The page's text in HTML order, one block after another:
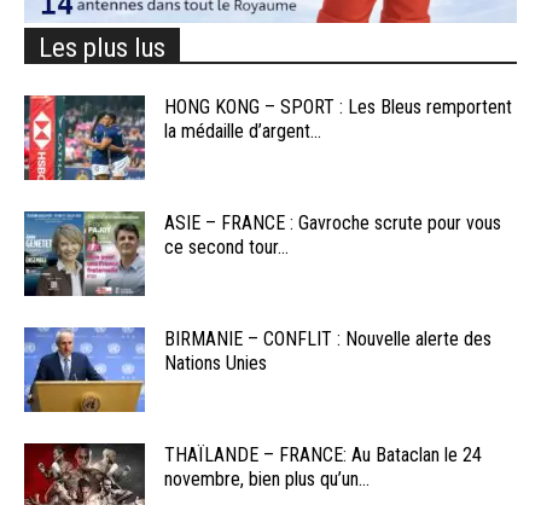
Les plus lus
HONG KONG – SPORT : Les Bleus remportent
la médaille d’argent...
ASIE – FRANCE : Gavroche scrute pour vous
ce second tour...
BIRMANIE – CONFLIT : Nouvelle alerte des
Nations Unies
THAÏLANDE – FRANCE: Au Bataclan le 24
novembre, bien plus qu’un...